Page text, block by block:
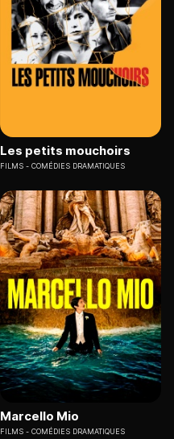
Les petits mouchoirs
FILMS COMÉDIES DRAMATIQUES
Marcello Mio
FILMS COMÉDIES DRAMATIQUES